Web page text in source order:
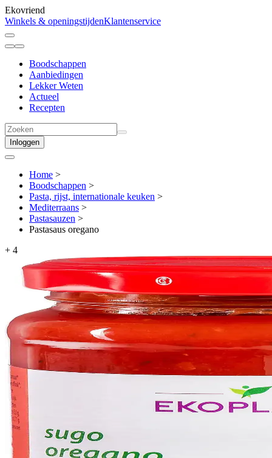
Ekovriend
Winkels & openingstijdenKlantenservice
Boodschappen
Aanbiedingen
Lekker Weten
Actueel
Recepten
Inloggen
Home >
Boodschappen >
Pasta, rijst, internationale keuken >
Mediterraans >
Pastasauzen >
Pastasaus oregano
+ 4